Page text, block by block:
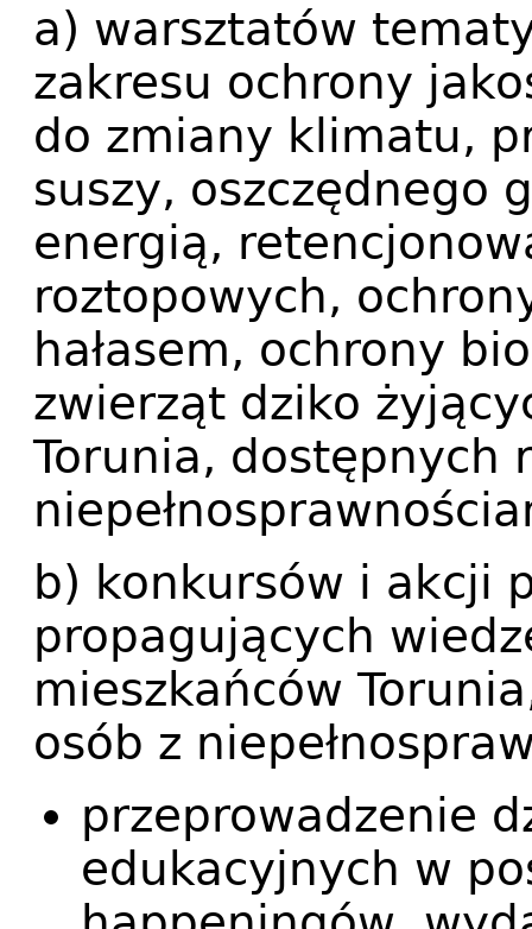
a) warsztatów
zakresu ochrony
do zmiany klimatu,
suszy, oszczędnego
energią,
roztopowych,
hałasem, ochrony
zwierząt dziko
Torunia, dostępnych
b) konkursów i akcji
propagujących
mieszkańców
osób z
przeprowadzenie
edukacyjnych w